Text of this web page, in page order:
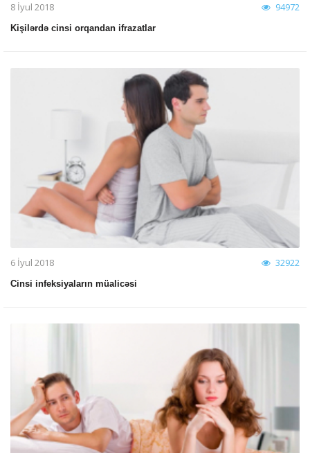
8 İyul 2018 94972
Kişilərdə cinsi orqandan ifrazatlar
6 İyul 2018 32922
Cinsi infeksiyaların müalicəsi